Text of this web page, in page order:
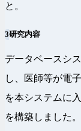
と。
3研究内容
データベースシ
し、医師等が電
を本システムに
を構築しました。